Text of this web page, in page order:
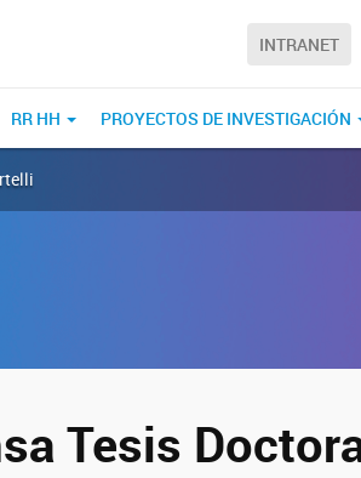
INTRANET
RR HH PROYECTOS DE INVESTIGACIÓN
Tesis